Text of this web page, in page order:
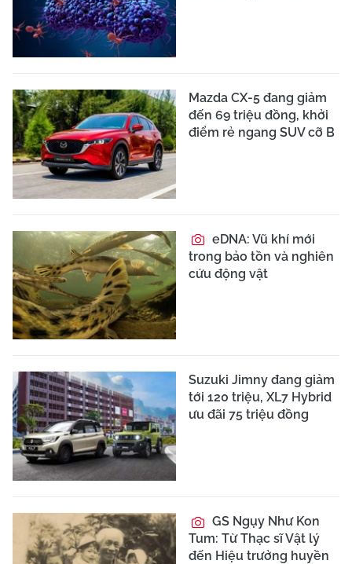
Mazda CX-5 đang giảm
đến 69 triệu đồng, khởi
điểm rẻ ngang SUV cỡ B
eDNA: Vũ khí mới
trong bảo tồn và nghiên
cứu động vật
Suzuki Jimny đang giảm
tới 120 triệu, XL7 Hybrid
ưu đãi 75 triệu đồng
GS Ngụy Như Kon
Tum: Từ Thạc sĩ Vật lý
đến Hiệu trưởng huyền